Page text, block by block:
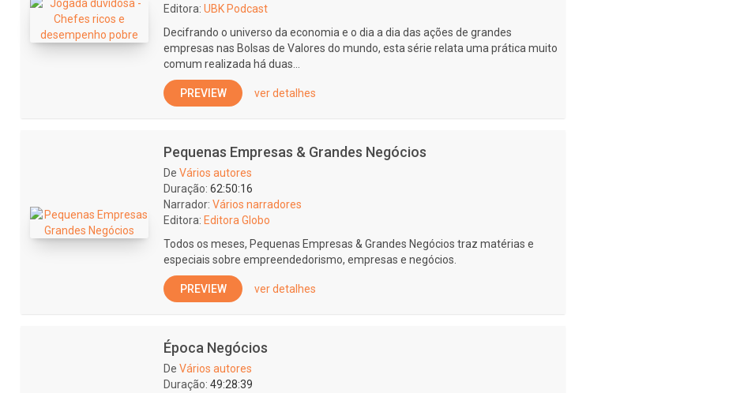
Editora: UBK Podcast
Decifrando o universo da economia e o dia a dia das ações de grandes
empresas nas Bolsas de Valores do mundo, esta série relata uma prática muito
comum realizada há duas...
PREVIEW ver detalhes
Pequenas Empresas & Grandes Negócios
De Vários autores
Duração: 62:50:16
Narrador: Vários narradores
Editora: Editora Globo
Todos os meses, Pequenas Empresas & Grandes Negócios traz matérias e
especiais sobre empreendedorismo, empresas e negócios.
PREVIEW ver detalhes
Época Negócios
De Vários autores
Duração: 49:28:39